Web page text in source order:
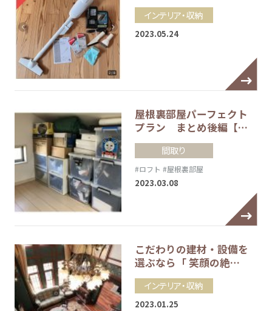
インテリア・収納
2023.05.24
屋根裏部屋パーフェクト
プラン まとめ後編【…
間取り
#ロフト #屋根裏部屋
2023.03.08
こだわりの建材・設備を
選ぶなら「 笑顔の絶…
インテリア・収納
2023.01.25